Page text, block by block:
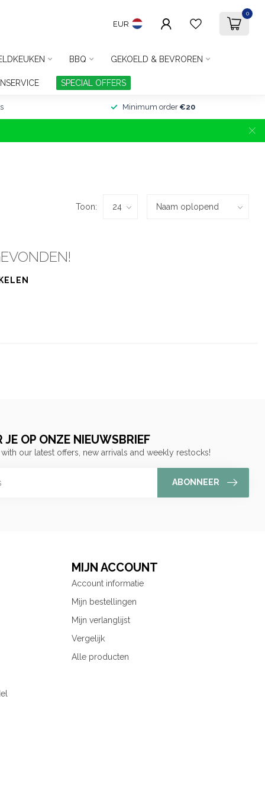
EUR
0
BBQ GEKOELD & BEVROREN
SPECIAL OFFERS
Minimum order €20
Toon:
JE OP ONZE NIEUWSBRIEF
our latest offers, new arrivals and weekly restocks!
ABONNEER
MIJN ACCOUNT
Account informatie
Mijn bestellingen
Mijn verlanglijst
Vergelijk
Alle producten